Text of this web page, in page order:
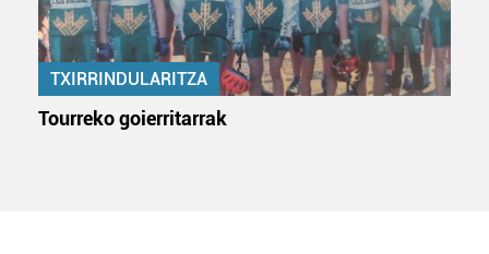
TXIRRINDULARITZA
Tourreko goierritarrak